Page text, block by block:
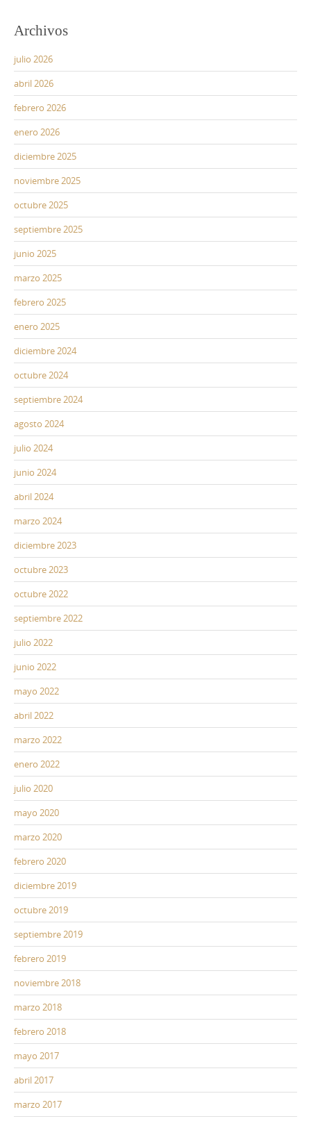
Archivos
julio 2026
abril 2026
febrero 2026
enero 2026
diciembre 2025
noviembre 2025
octubre 2025
septiembre 2025
junio 2025
marzo 2025
febrero 2025
enero 2025
diciembre 2024
octubre 2024
septiembre 2024
agosto 2024
julio 2024
junio 2024
abril 2024
marzo 2024
diciembre 2023
octubre 2023
octubre 2022
septiembre 2022
julio 2022
junio 2022
mayo 2022
abril 2022
marzo 2022
enero 2022
julio 2020
mayo 2020
marzo 2020
febrero 2020
diciembre 2019
octubre 2019
septiembre 2019
febrero 2019
noviembre 2018
marzo 2018
febrero 2018
mayo 2017
abril 2017
marzo 2017